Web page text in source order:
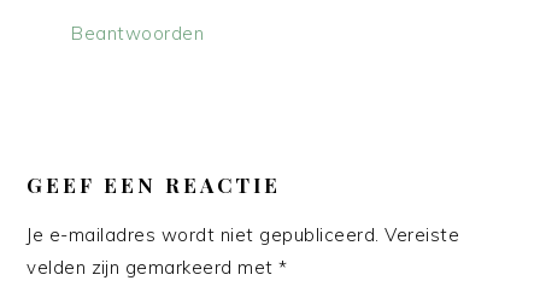
Beantwoorden
GEEF EEN REACTIE
Je e-mailadres wordt niet gepubliceerd. Vereiste
velden zijn gemarkeerd met*